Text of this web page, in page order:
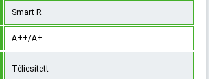
Smart R
A++/A+
Téliesített